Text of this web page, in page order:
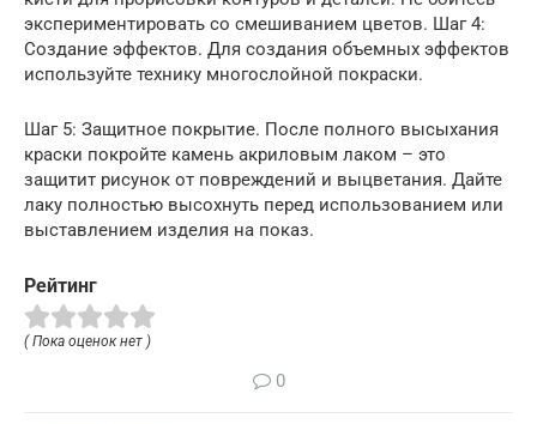
экспериментировать со смешиванием цветов. Шаг 4:
Создание эффектов. Для создания объемных эффектов
используйте технику многослойной покраски.
Шаг 5: Защитное покрытие. После полного высыхания
краски покройте камень акриловым лаком – это
защитит рисунок от повреждений и выцветания. Дайте
лаку полностью высохнуть перед использованием или
выставлением изделия на показ.
Рейтинг
( Пока оценок нет )
0